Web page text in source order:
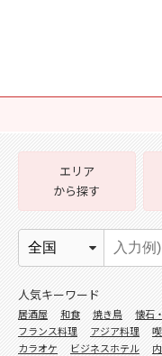
エリア
から探す
人気キーワード
居酒屋 和食 焼き鳥 懐石
フランス料理
アジア料理
カラオケ
ビジネスホテル